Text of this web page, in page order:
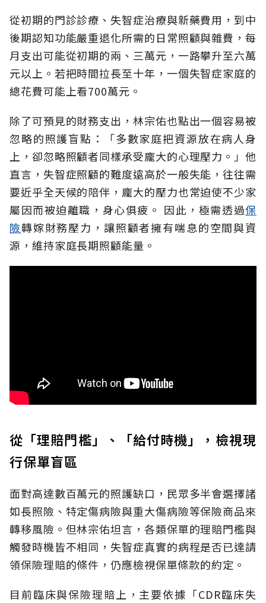
從初期的門診診療、失智症治療與新藥費用，到中
後期認知功能嚴重退化所需的日常照顧與雜費，每
月支出可能從初期的兩、三萬元，一路攀升至六萬
元以上。若把時間拉長至十年，一個失智症家庭的
總花費可能上看700萬元。
除了可預見的財務支出，林宗佑也點出一個容易被
忽略的照護盲點：「多數家庭把資源放在病人身
上，卻忽略照顧者同樣承受龐大的心理壓力。」他
直言，失智症照顧的難度遠高於一般失能，往往需
要近乎全天候的陪伴，龐大的壓力也常迫使不少家
屬因而被迫離職，身心俱疲。 因此，極需透過保
險轉嫁財務壓力，讓照顧者擁有喘息的空間與資
源，維持家庭長期照顧能量。
從「理賠門檻」、「給付時機」，檢視現
行保單盲區
面對高達數百萬元的照護缺口，民眾多半會選擇諸
如長照險、特定傷病險與重大傷病險等保險商品來
轉移風險。但林宗佑坦言，各類保單的理賠門檻與
觸發時機皆不相同，失智症真實的病程是否已達請
領保險理賠的條件，仍應檢視保單條款的約定。
目前臨床與保險理賠上，主要依據「CDR臨床失